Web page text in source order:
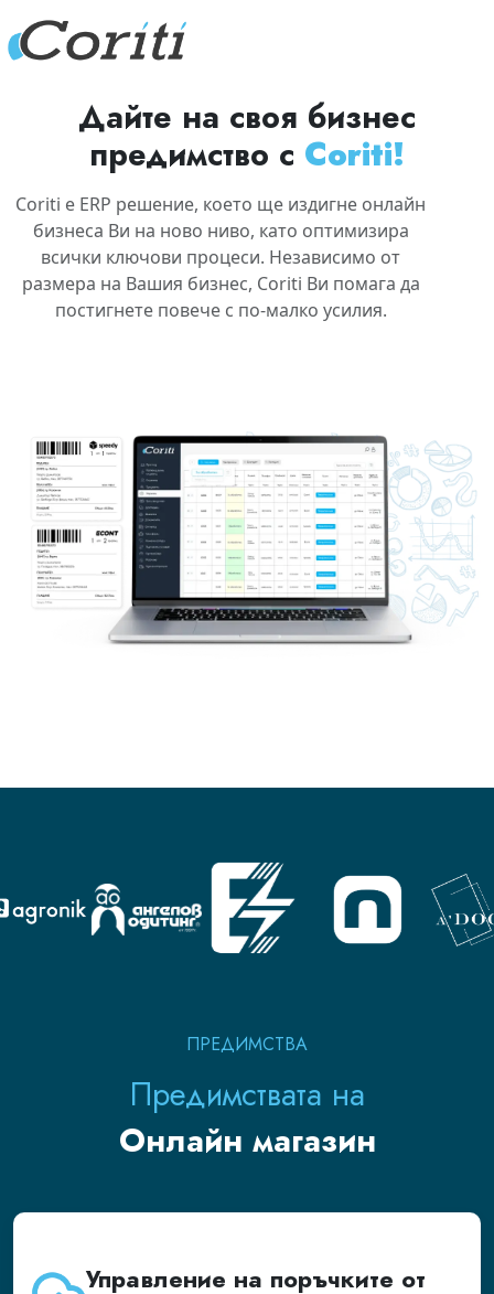
Дайте на своя бизнес
предимство с Coriti!
Coriti е ERP решение, което ще издигне онлайн
бизнеса Ви на ново ниво, като оптимизира
всички ключови процеси. Независимо от
размера на Вашия бизнес, Coriti Ви помага да
постигнете повече с по-малко усилия.
ПРЕДИМСТВА
Предимствата на
Онлайн магазин
Управление на поръчките от